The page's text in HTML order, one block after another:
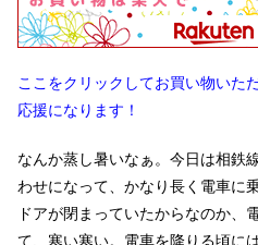
ここをクリックしてお買い物いた
応援になります！
なんか蒸し暑いなぁ。今日は相鉄
わせになって、かなり長く電車に
ドアが閉まっていたからなのか、
て、寒い寒い。電車を降りる頃に